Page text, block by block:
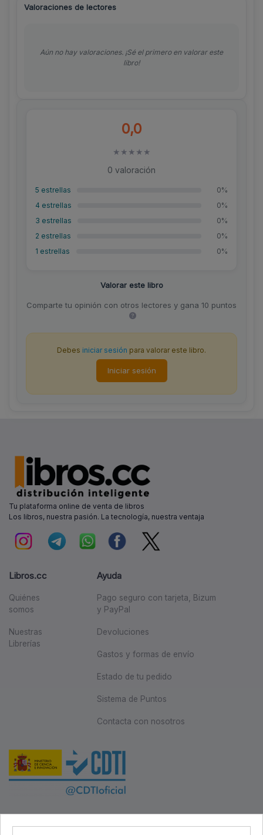
0,0
★ ★ ★ ★ ★
0 valoración
5 estrellas
0%
4 estrellas
0%
3 estrellas
0%
2 estrellas
0%
1 estrellas
0%
Valorar este libro
Comparte tu opinión con otros lectores y gana 10 puntos
Debes iniciar sesión para valorar este libro.
Iniciar sesión
Valoraciones de lectores
Aún no hay valoraciones. ¡Sé el primero en valorar este
libro!
Tu plataforma online de venta de libros
Los libros, nuestra pasión. La tecnología, nuestra ventaja
Libros.cc
Quiénes
somos
Nuestras
Librerías
Ayuda
Pago seguro con tarjeta, Bizum
y PayPal
Devoluciones
Gastos y formas de envío
Estado de tu pedido
Sistema de Puntos
Contacta con nosotros